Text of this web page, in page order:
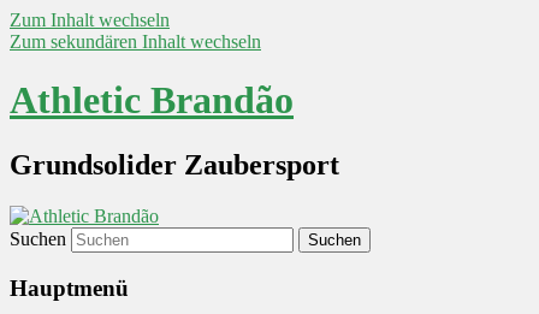
Zum Inhalt wechseln
Zum sekundären Inhalt wechseln
Athletic Brandão
Grundsolider Zaubersport
Suchen
Hauptmenü